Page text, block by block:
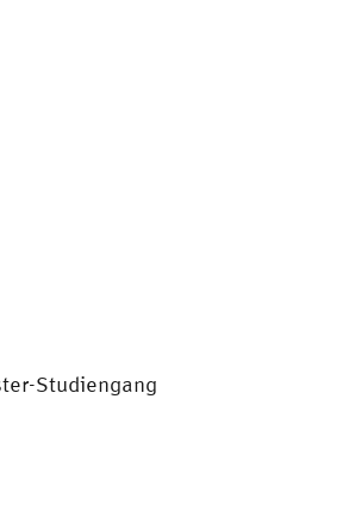
Studiengang